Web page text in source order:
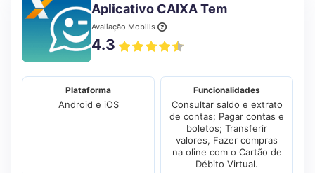
Aplicativo CAIXA Tem
Avaliação Mobills
4.3
Plataforma
Android e iOS
Funcionalidades
Consultar saldo e extrato
de contas; Pagar contas e
boletos; Transferir
valores, Fazer compras
na oline com o Cartão de
Débito Virtual.